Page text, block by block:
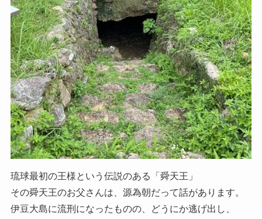
琉球最初の王様という伝説のある「舜天王」
その舜天王のお父さんは、源為朝だって話があります。
伊豆大島に流刑になったものの、どうにか逃げ出し、